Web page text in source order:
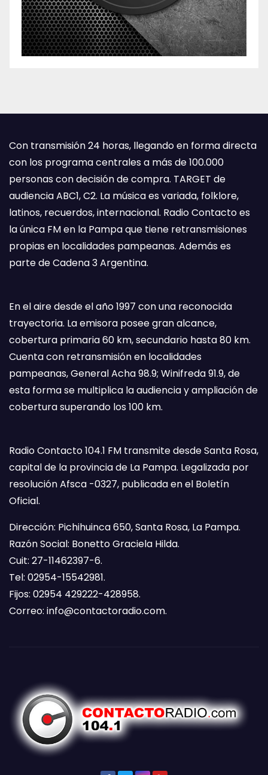
Con transmisión 24 horas, llegando en forma directa
con los programa centrales a más de 100.000
personas con decisión de compra. TARGET de
audiencia ABC1, C2. La música es variada, folklore,
latinos, recuerdos, internacional. Radio Contacto es
la única FM en la Pampa que tiene retransmisiones
propias en localidades pampeanas. Además es
parte de Cadena 3 Argentina.
En el aire desde el año 1997 con una reconocida
trayectoria. La emisora posee gran alcance,
cobertura primaria 60 km, secundario hasta 80 km.
Cuenta con retransmisión en localidades
pampeanas, General Acha 98.9; Winifreda 91.9, de
esta forma se multiplica la audiencia y ampliación de
cobertura superando los 100 km.
Radio Contacto 104.1 FM transmite desde Santa Rosa,
capital de la provincia de La Pampa. Legalizada por
resolución Afsca -0327, publicada en el Boletín
Oficial.
Dirección: Pichihuinca 650, Santa Rosa, La Pampa.
Razón Social: Bonetto Graciela Hilda.
Cuit: 27-11462397-6.
Tel: 02954-15542981.
Fijos: 02954 429222-428958.
Correo: info@contactoradio.com.